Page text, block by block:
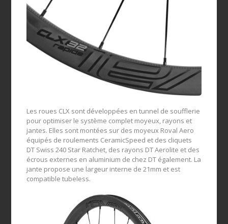
Les roues CLX sont développées en tunnel de soufflerie
pour optimiser le système complet moyeux, rayons et
jantes. Elles sont montées sur des moyeux Roval Aero
équipés de roulements CeramicSpeed et des cliquets
DT Swiss 240 Star Ratchet, des rayons DT Aerolite et des
écrous externes en aluminium de chez DT également. La
jante propose une largeur interne de 21mm et est
compatible tubeless.